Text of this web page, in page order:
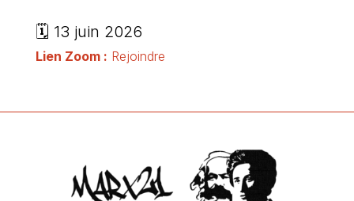
🗓️ 13 juin 2026
Lien Zoom : Rejoindre